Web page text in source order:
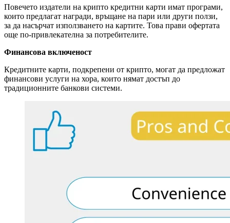
Повечето издатели на крипто кредитни карти имат програми,
които предлагат награди, връщане на пари или други ползи,
за да насърчат използването на картите. Това прави офертата
още по-привлекателна за потребителите.
Финансова включеност
Кредитните карти, подкрепени от крипто, могат да предложат
финансови услуги на хора, които нямат достъп до
традиционните банкови системи.